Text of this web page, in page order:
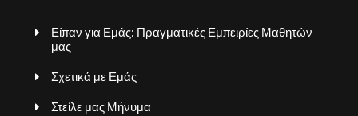
Είπαν για Εμάς: Πραγματικές Εμπειρίες Μαθητών
μας
Σχετικά με Εμάς
Στείλε μας Μήνυμα